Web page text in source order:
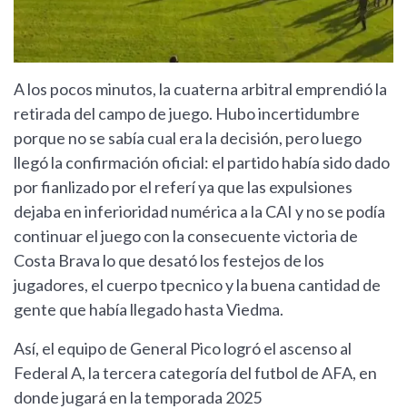
A los pocos minutos, la cuaterna arbitral emprendió la
retirada del campo de juego. Hubo incertidumbre
porque no se sabía cual era la decisión, pero luego
llegó la confirmación oficial: el partido había sido dado
por fianlizado por el referí ya que las expulsiones
dejaba en inferioridad numérica a la CAI y no se podía
continuar el juego con la consecuente victoria de
Costa Brava lo que desató los festejos de los
jugadores, el cuerpo tpecnico y la buena cantidad de
gente que había llegado hasta Viedma.
Así, el equipo de General Pico logró el ascenso al
Federal A, la tercera categoría del futbol de AFA, en
donde jugará en la temporada 2025